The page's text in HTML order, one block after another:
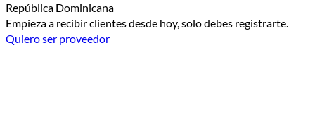
República Dominicana
Empieza a recibir clientes desde hoy, solo debes registrarte.
Quiero ser proveedor